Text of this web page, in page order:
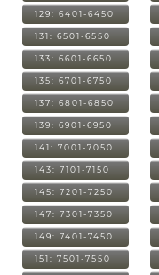
129: 6401-6450
131: 6501-6550
133: 6601-6650
135: 6701-6750
137: 6801-6850
139: 6901-6950
141: 7001-7050
143: 7101-7150
145: 7201-7250
147: 7301-7350
149: 7401-7450
151: 7501-7550